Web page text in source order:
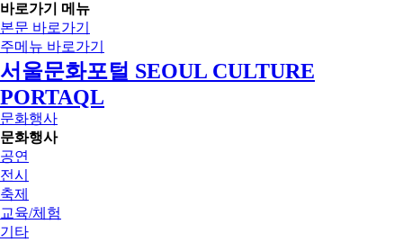
바로가기 메뉴
본문 바로가기
주메뉴 바로가기
서울문화포털 SEOUL CULTURE
PORTAQL
문화행사
문화행사
공연
전시
축제
교육/체험
기타